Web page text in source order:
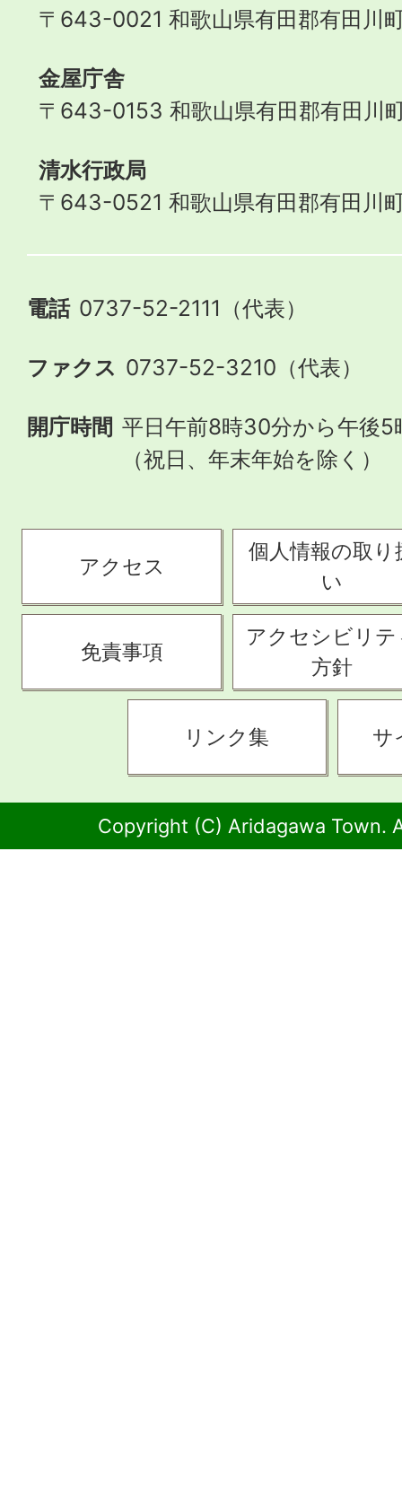
〒643-0021 和歌山県有田郡有田川
金屋庁舎
〒643-0153 和歌山県有田郡有田川
清水行政局
〒643-0521 和歌山県有田郡有田川
電話 0737-52-2111（代表）
ファクス 0737-52-3210（代表）
開庁時間 平日午前8時30分から午後5
（祝日、年末年始を除く）
アクセス
個人情報の取り
い
免責事項
アクセシビリテ
方針
リンク集 サ
Copyright (C) Aridagawa Town.